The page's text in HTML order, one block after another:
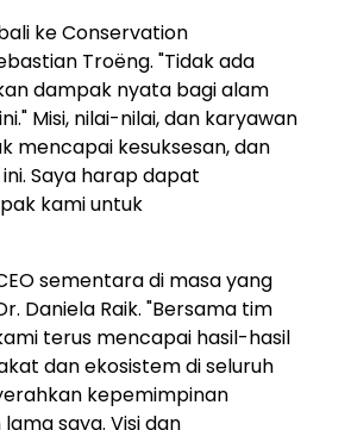
ke Conservation
Troëng. "Tidak ada
dampak nyata bagi alam
Misi, nilai-nilai, dan karyawan
mencapai kesuksesan, dan
Saya harap dapat
kami untuk
sementara di masa yang
Daniela Raik. "Bersama tim
terus mencapai hasil-hasil
dan ekosistem di seluruh
kepemimpinan
saya. Visi dan